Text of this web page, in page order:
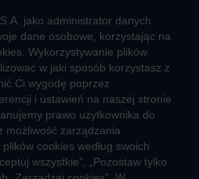
Energetycznej
wyłączaj węzła!
opłat dodatkowych
jako administrator danych
dane osobowe, korzystając na
Wykorzystywanie plików
w jaki sposób korzystasz z
Ci wygodę poprzez
i ustawień na naszej stronie
prawo użytkownika do
możliwość zarządzania
cookies według swoich
wszystkie”, „Pozostaw tylko